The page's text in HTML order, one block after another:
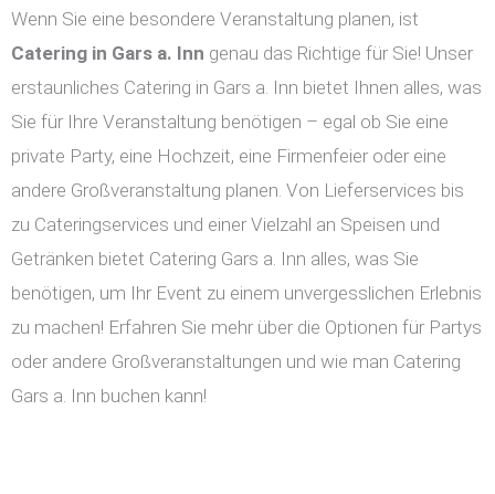
Wenn Sie eine besondere Veranstaltung planen, ist
Catering in Gars a. Inn genau das Richtige für Sie! Unser
erstaunliches Catering in Gars a. Inn bietet Ihnen alles, was
Sie für Ihre Veranstaltung benötigen – egal ob Sie eine
private Party, eine Hochzeit, eine Firmenfeier oder eine
andere Großveranstaltung planen. Von Lieferservices bis
zu Cateringservices und einer Vielzahl an Speisen und
Getränken bietet Catering Gars a. Inn alles, was Sie
benötigen, um Ihr Event zu einem unvergesslichen Erlebnis
zu machen! Erfahren Sie mehr über die Optionen für Partys
oder andere Großveranstaltungen und wie man Catering
Gars a. Inn buchen kann!